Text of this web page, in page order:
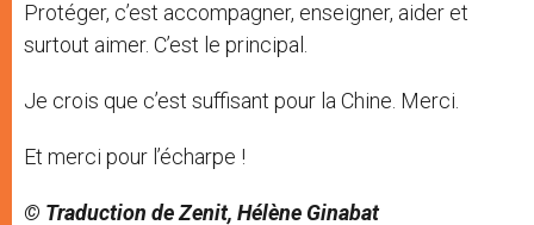
Protéger, c’est accompagner, enseigner, aider et
surtout aimer. C’est le principal.
Je crois que c’est suffisant pour la Chine. Merci.
Et merci pour l’écharpe !
© Traduction de Zenit, Hélène Ginabat